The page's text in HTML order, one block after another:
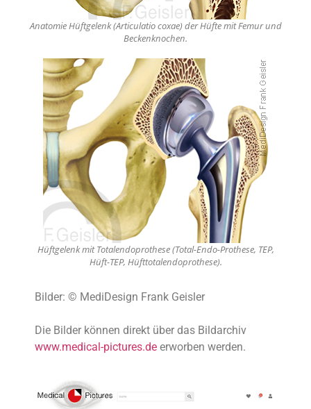
Anatomie Hüftgelenk (Articulatio coxae) der Hüfte mit Femur und
Beckenknochen.
Hüftgelenk mit Totalendoprothese (Total-Endo-Prothese, TEP,
Hüft-TEP, Hüfttotalendoprothese).
Bilder: © MediDesign Frank Geisler
Die Bilder können direkt über das Bildarchiv
www.medical-pictures.de erworben werden.